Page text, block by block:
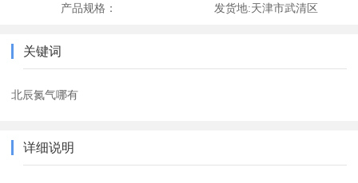
产品规格： 发货地:天津市武清区
关键词
北辰氮气哪有
详细说明